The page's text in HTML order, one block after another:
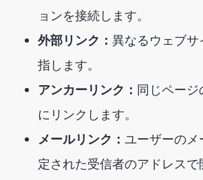
ョンを接続します。
外部リンク： 異なるウェブ
指します。
アンカーリンク： 同じペー
にリンクします。
メールリンク： ユーザーの
定された受信者のアドレスで